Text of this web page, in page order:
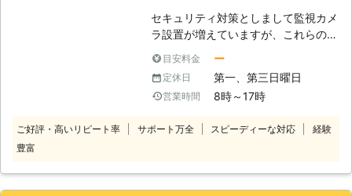
が住みよい街作りのきっかけになるか
もしれません。監視カメラの設置でお
悩みでしたら、是非一度ご連絡くださ
い。
で、考えてみる価値はあるのではない
でしょうか。また住宅以外にもゴミ捨
て場などに設置をすると、違法のゴミ
捨てがなくなることが期待できます。
こうした抑止の力もありますので、監
視カメラ設置をご希望になるのでした
らトゥインクルネットまでお問い合わ
せください。もちろんこの監視カメラ
セキュリティ対策としまして監視カメ
ラ設置が増えていますが、これらの機
能、高機能化が図られています。例え
ばネットワークカメラではパソコンや
スマートフォンなどから操作を行いカ
舗やオフィスなど広い場所をくまなく
目安料金 ー
定休日 第一、第三日曜日
営業時間 8時～17時
ご好評・高いリピート率 サポート万全 スピーディーな対応
経験
豊富